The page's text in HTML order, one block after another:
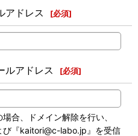
アドレス [必須]
ルアドレス [必須]
合、ドメイン解除を行い、
び『kaitori@c-labo.jp』を受信